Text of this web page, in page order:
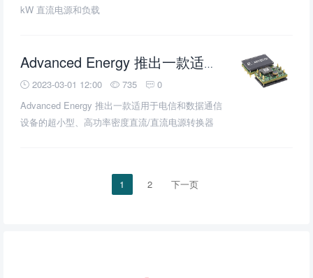
kW 直流电源和负载
Advanced Energy 推出一款适用于电信和数据通信设备的超小型、高功率密度直流/
2023-03-01 12:00
735
0
Advanced Energy 推出一款适用于电信和数据通信
设备的超小型、高功率密度直流/直流电源转换器
1 2 下一页